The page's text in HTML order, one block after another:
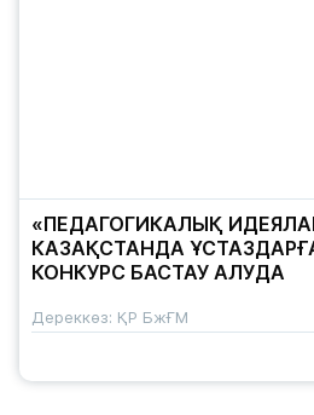
«ПЕДАГОГИКАЛЫҚ
КАЗАҚСТАНДА
КОНКУРС БАСТАУ АЛУДА
Дереккөз: ҚР БжҒМ